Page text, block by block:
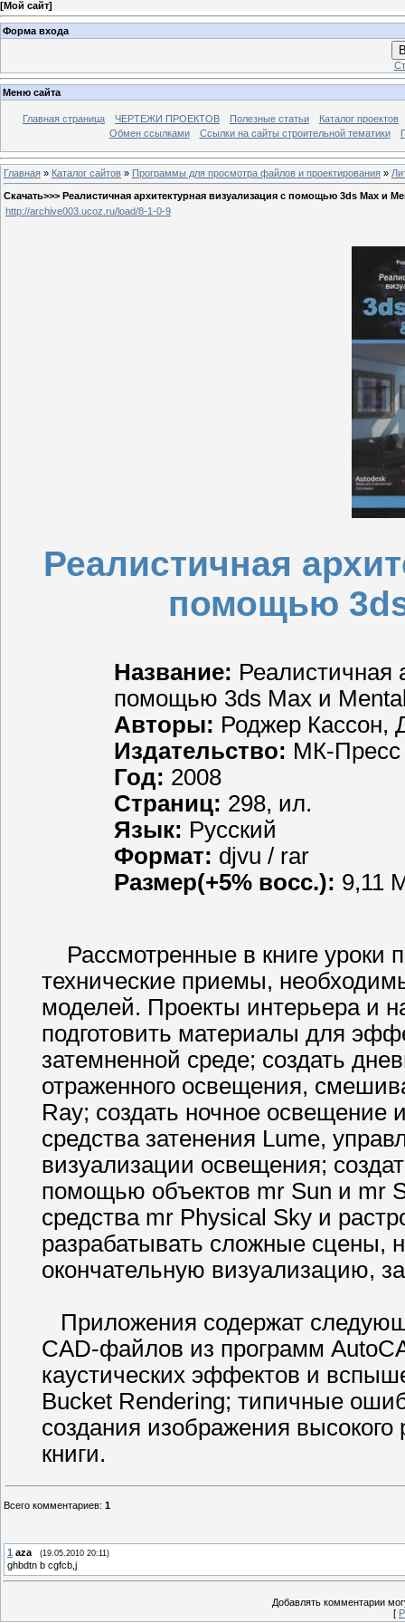
[Мой сайт]
Форма входа
Меню сайта
Главная страница ЧЕРТЕЖИ ПРОЕКТОВ Полезные статьи
Каталог проектов
Обмен ссылками
Ссылки на сайты строительной тематики
Главная » Каталог сайтов » Программы для просмотра файлов и проектирования »
Скачать>>> Реалистичная архитектурная визуализация с помощью 3ds Max и
http://archive003.ucoz.ru/load/8-1-0-9
Реалистичная
помощью
Название: Реалистичная
помощью 3ds Max и
Авторы: Роджер Кассон,
Издательство: МК-Пресс
Год: 2008
Страниц: 298, ил.
Язык: Русский
Формат: djvu / rar
Размер(+5% восс.): 9,11
Рассмотренные в книге уроки
технические приемы,
моделей. Проекты интерьера и
подготовить материалы для
затемненной среде; создать
отраженного освещения,
Ray; создать ночное освещение
средства затенения Lume,
визуализации освещения;
помощью объектов mr Sun и mr
средства mr Physical Sky и
разрабатывать сложные сцены,
окончательную визуализацию,
Приложения содержат
CAD-файлов из программ
каустических эффектов и
Bucket Rendering; типичные
создания изображения
книги.
Всего комментариев: 1
1 aza (19.05.2010 20:11)
ghbdtn b cgfcb,j
Добавлять комментарии
[